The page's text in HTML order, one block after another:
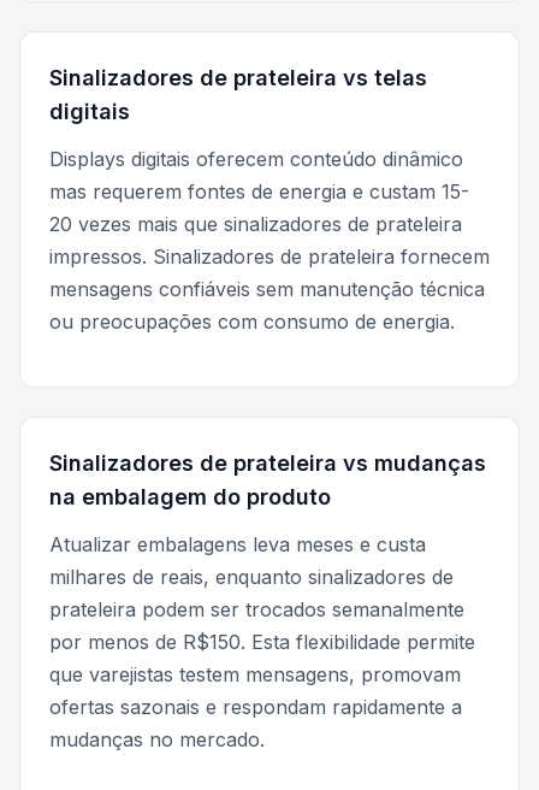
Sinalizadores de prateleira vs telas
digitais
Displays digitais oferecem conteúdo dinâmico
mas requerem fontes de energia e custam 15-
20 vezes mais que sinalizadores de prateleira
impressos. Sinalizadores de prateleira fornecem
mensagens confiáveis sem manutenção técnica
ou preocupações com consumo de energia.
Sinalizadores de prateleira vs mudanças
na embalagem do produto
Atualizar embalagens leva meses e custa
milhares de reais, enquanto sinalizadores de
prateleira podem ser trocados semanalmente
por menos de R$150. Esta flexibilidade permite
que varejistas testem mensagens, promovam
ofertas sazonais e respondam rapidamente a
mudanças no mercado.